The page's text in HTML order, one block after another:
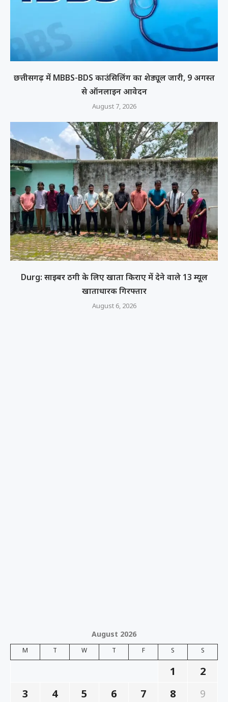
छत्तीसगढ़ में MBBS-BDS काउंसिलिंग का शेड्यूल जारी, 9 अगस्त
से ऑनलाइन आवेदन
August 7, 2026
Durg: साइबर ठगी के लिए खाता किराए में देने वाले 13 म्यूल
खाताधारक गिरफ्तार
August 6, 2026
August 2026
M T W T F S S
1
2
3
4 5 6 7 8
9